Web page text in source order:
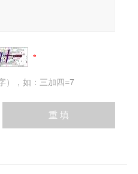
），如：三加四=7